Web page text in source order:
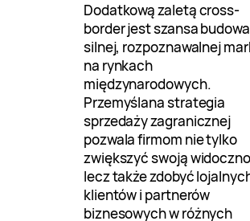
Dodatkową zaletą cross-
border jest szansa
silnej, rozpoznawalnej
na rynkach
międzynarodowych.
Przemyślana strategia
sprzedaży zagranicznej
pozwala firmom nie tylko
zwiększyć swoją
lecz także zdobyć
klientów i partnerów
biznesowych w różnych